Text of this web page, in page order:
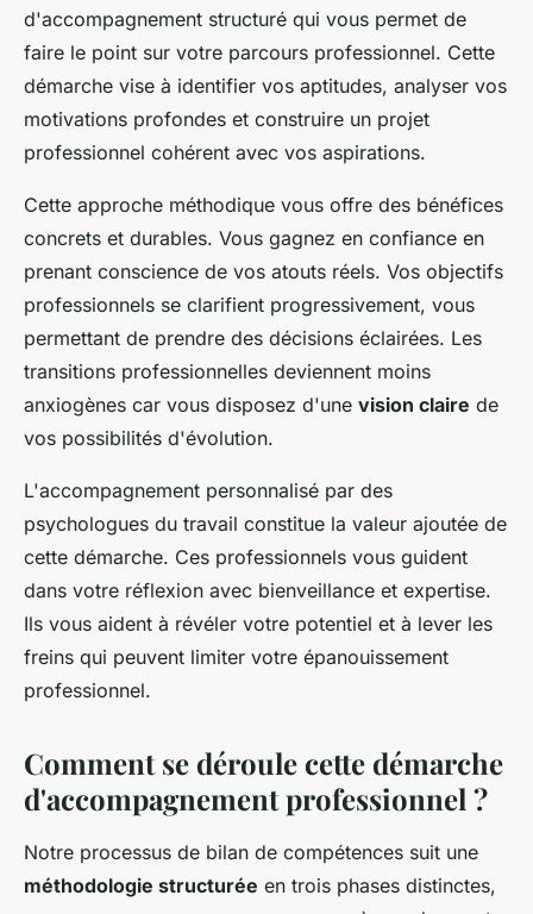
d'accompagnement structuré qui vous permet de
faire le point sur votre parcours professionnel. Cette
démarche vise à identifier vos aptitudes, analyser vos
motivations profondes et construire un projet
professionnel cohérent avec vos aspirations.
Cette approche méthodique vous offre des bénéfices
concrets et durables. Vous gagnez en confiance en
prenant conscience de vos atouts réels. Vos objectifs
professionnels se clarifient progressivement, vous
permettant de prendre des décisions éclairées. Les
transitions professionnelles deviennent moins
anxiogènes car vous disposez d'une vision claire de
vos possibilités d'évolution.
L'accompagnement personnalisé par des
psychologues du travail constitue la valeur ajoutée de
cette démarche. Ces professionnels vous guident
dans votre réflexion avec bienveillance et expertise.
Ils vous aident à révéler votre potentiel et à lever les
freins qui peuvent limiter votre épanouissement
professionnel.
Comment se déroule cette démarche
d'accompagnement professionnel ?
Notre processus de bilan de compétences suit une
méthodologie structurée en trois phases distinctes,